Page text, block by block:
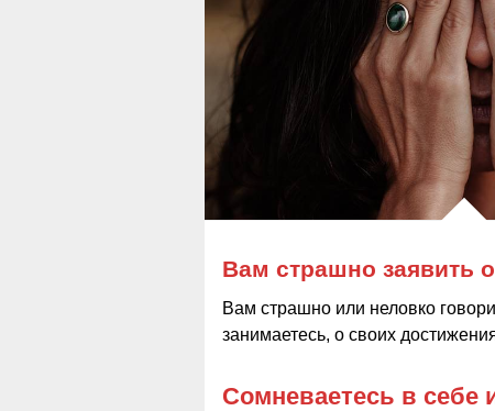
Сомневаетесь в себе
Вам страшно или неловко
занимаетесь, о своих
Вам страшно заявить